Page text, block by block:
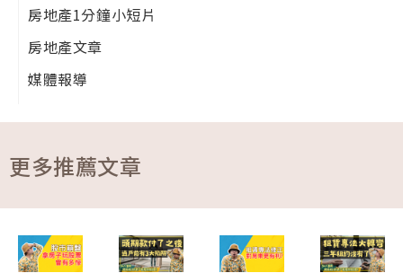
房地產1分鐘小短片
房地產文章
媒體報導
更多推薦文章